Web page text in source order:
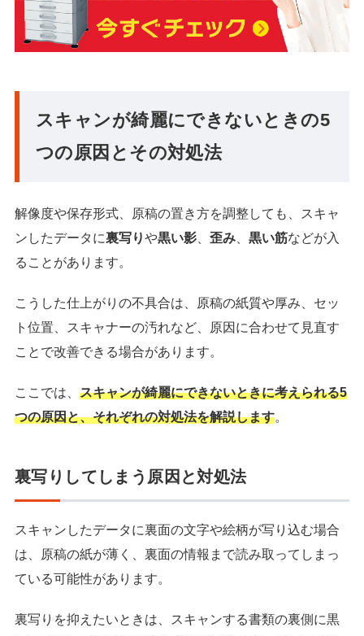
スキャンが綺麗にできないときの5
つの原因とその対処法
解像度や保存形式、原稿の置き方を調整しても、スキャ
ンしたデータに裏写りや黒い影、 歪み、 黒い筋などが入
ることがあります。
こうした仕上がりの不具合は、原稿の紙質や厚み、セッ
ト位置、スキャナーの汚れなど、原因に合わせて見直す
ことで改善できる場合があります。
ここでは、 スキャンが綺麗にできないときに考えられる5
つの原因と、それぞれの対処法を解説します。
裏写りしてしまう原因と対処法
スキャンしたデータに裏面の文字や絵柄が写り込む場合
は、原稿の紙が薄く、裏面の情報まで読み取ってしまっ
ている可能性があります。
裏写りを抑えたいときは、スキャンする書類の裏側に黒